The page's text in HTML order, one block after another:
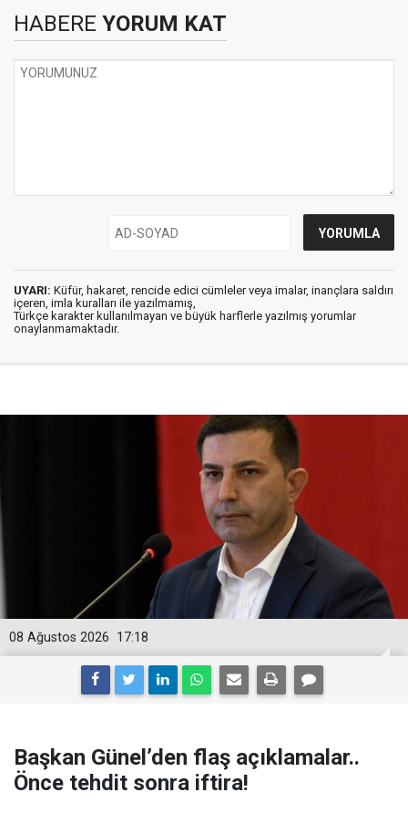
HABERE YORUM KAT
UYARI: Küfür, hakaret, rencide edici cümleler veya imalar, inançlara saldırı
içeren, imla kuralları ile yazılmamış,
Türkçe karakter kullanılmayan ve büyük harflerle yazılmış yorumlar
onaylanmamaktadır.
17:18
08 Ağustos 2026
Başkan Günel’den flaş açıklamalar..
Önce tehdit sonra iftira!